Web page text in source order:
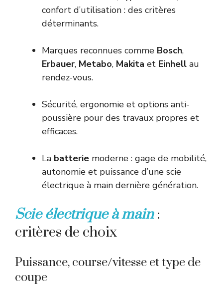
confort d’utilisation : des critères
déterminants.
Marques reconnues comme Bosch,
Erbauer, Metabo, Makita et Einhell au
rendez-vous.
Sécurité, ergonomie et options anti-
poussière pour des travaux propres et
efficaces.
La batterie moderne : gage de mobilité,
autonomie et puissance d’une scie
électrique à main dernière génération.
Scie électrique à main:
critères de choix
Puissance, course/vitesse et type de
coupe